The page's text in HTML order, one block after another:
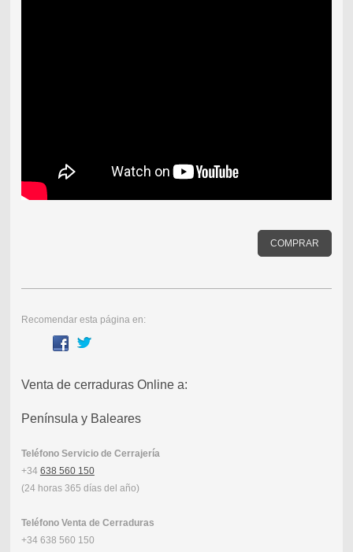
COMPRAR
Recomendar esta página en:
Venta de cerraduras Online a:
Península y Baleares
Teléfono Servicio de Cerrajería
+34 638 560 150
(24 horas 365 días del año)
Teléfono Venta de Cerraduras
+34 638 560 150